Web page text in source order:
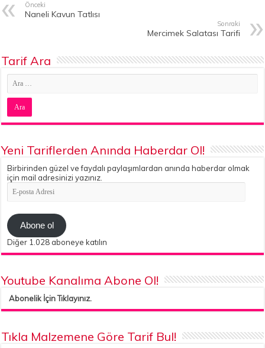
Önceki
Naneli Kavun Tatlısı
Sonraki
Mercimek Salatası Tarifi
Tarif Ara
Yeni Tariflerden Anında Haberdar Ol!
Birbirinden güzel ve faydalı paylaşımlardan anında haberdar olmak
için mail adresinizi yazınız.
E-
posta
Abone ol
Diğer 1.028 aboneye katılın
Youtube Kanalıma Abone Ol!
Abonelik İçin Tıklayınız.
Tıkla Malzemene Göre Tarif Bul!